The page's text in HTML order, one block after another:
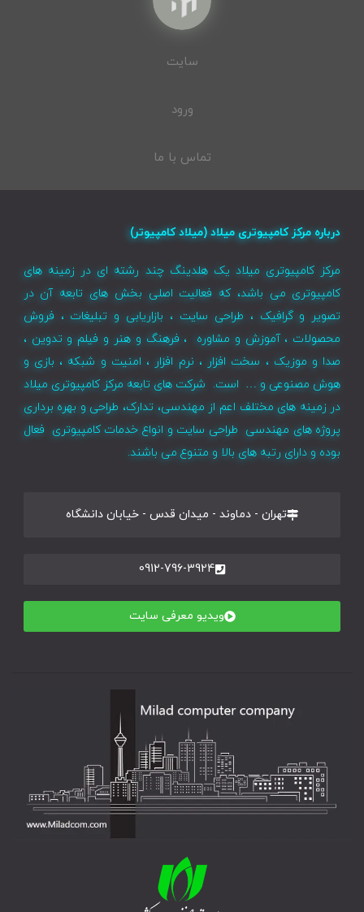
سایت
ورود
تماس با ما
درباره مرکز کامپیوتری میلاد (میلاد کامپیوتر)
مرکز کامپیوتری میلاد یک هلدینگ چند رشته ای در زمینه های
کامپیوتری می باشد، که فعالیت اصلی بخش های تابعه آن در
تصویر و گرافیک ، طراحی سایت ، بازاریابی و تبلیغات ، فروش
محصولات ، آموزش و مشاوره ، فرهنگ و هنر و فیلم و تدوین ،
صدا و موزیک ، سخت افزار ، نرم افزار ، امنیت و شبکه ، بازی و
هوش مصنوعی و … است. شرکت های تابعه مرکز کامپیوتری میلاد
در زمینه های مختلف اعم از مهندسی، تدارک، طراحی و بهره برداری
پروژه های مهندسی طراحی سایت و انواع خدمات کامپیوتری فعال
بوده و دارای رتبه های بالا و متنوع می باشند.
تهران - دماوند - میدان قدس - خیابان دانشگاه
0912-796-3924
ویدیو معرفی سایت